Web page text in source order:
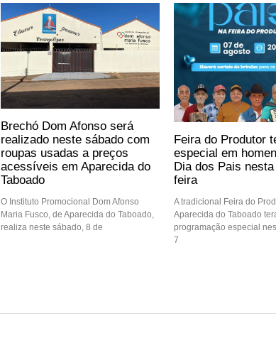
Brechó Dom Afonso será
realizado neste sábado com
roupas usadas a preços
acessíveis em Aparecida do
Taboado
O Instituto Promocional Dom Afonso
Maria Fusco, de Aparecida do Taboado,
realiza neste sábado, 8 de
Feira do Produtor
especial em
Dia dos Pais
feira
A tradicional Feira do
Aparecida do Taboado
programação especial
7